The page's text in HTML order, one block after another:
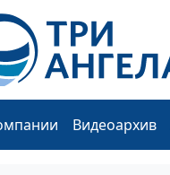
Видеоархив